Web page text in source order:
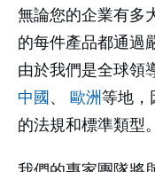
無論您的企業有多
的每件產品都通過
由於我們是全球領
中國 、 歐洲等地，
的法規和標準類型